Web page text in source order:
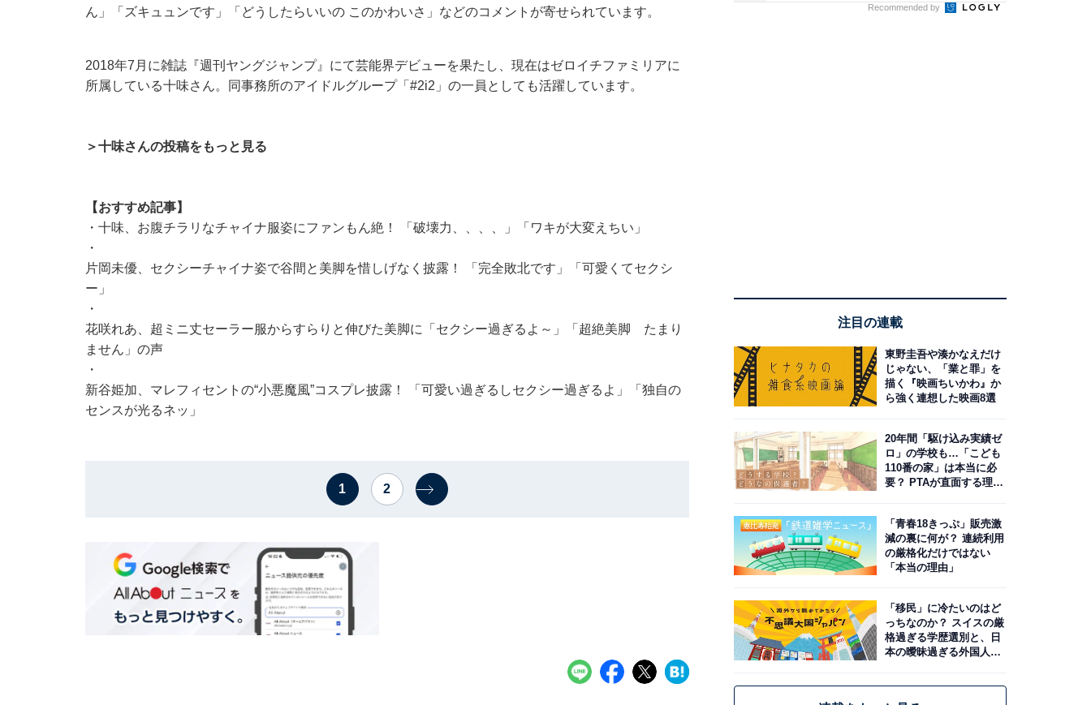
ん」「ズキュュンです」「どうしたらいいの このかわいさ」などのコメントが寄せられています。
2018年7月に雑誌『週刊ヤングジャンプ』にて芸能界デビューを果たし、現在はゼロイチファミリアに
所属している十味さん。同事務所のアイドルグループ「#2i2」の一員としても活躍しています。
＞十味さんの投稿をもっと見る
【おすすめ記事】
・ 十味、お腹チラリなチャイナ服姿にファンもん絶！ 「破壊力、、、、」「ワキが大変えちい」
・
片岡未優、セクシーチャイナ姿で谷間と美脚を惜しげなく披露！ 「完全敗北です」「可愛くてセクシ
ー」
・
花咲れあ、超ミニ丈セーラー服からすらりと伸びた美脚に「セクシー過ぎるよ～」「超絶美脚 たまり
ません」の声
・
新谷姫加、マレフィセントの“小悪魔風”コスプレ披露！ 「可愛い過ぎるしセクシー過ぎるよ」「独自の
センスが光るネッ」
1 2
Recommended by
注目の連載
東野圭吾や湊かなえだけ
じゃない、「業と罪」を
描く『映画ちいかわ』か
ら強く連想した映画8選
20年間「駆け込み実績ゼ
ロ」の学校も…「こども
110番の家」は本当に必
要？ PTAが直面する理想
「青春18きっぷ」販売激
減の裏に何が？ 連続利用
の厳格化だけではない
「本当の理由」
「移民」に冷たいのはど
っちなのか？ スイスの厳
格過ぎる学歴選別と、日
本の曖昧過ぎる外国人政